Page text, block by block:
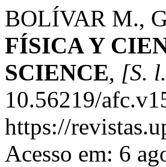
BOLÍVAR M.,
FÍSICA Y
SCIENCE, [S.
10.56219/
https://
Acesso em: 6